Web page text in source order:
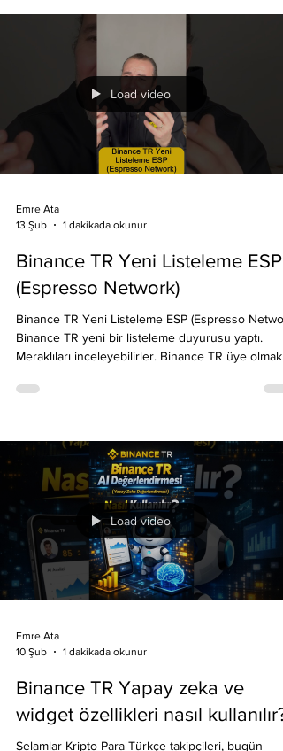
iteid=BNC01 Binance TR Robo'yu listeliyor, KYC
tamamlayarak, banka hesabınızdan Binance TR'ye
para aktarıp al sat yapabilirsiniz. Binance TR Resmi
https://www.binance.tr/tr/blog/geli%C5%9Fmeler/
ance-tr-robo-fabric-protocolyu-try-i%C5%9Flem-
%C3%A7iftinde-listeleyecek-1467 #kriptopara
#binanc
Load video
Emre Ata
1 dakikada okunur
(Espresso Network)
Binance TR yeni bir listeleme duyurusu yaptı.
tr.onelink.me/a2LU/cc?
iteid=BNC01 #kriptopara #kripto
#binancetrlisteleme ücretsiz reklam
Load video
Emre Ata
1 dakikada okunur